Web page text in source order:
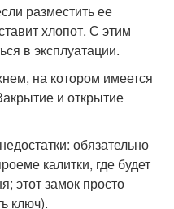
разместить ее
хлопот. С этим
в эксплуатации.
на котором имеется
и открытие
обязательно
калитки, где будет
этот замок просто
ключ).